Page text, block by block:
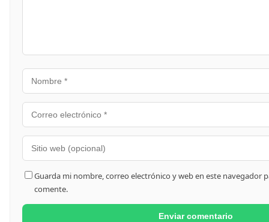
Guarda mi nombre, correo electrónico y web en este navegador
comente.